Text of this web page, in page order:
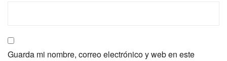
Guarda mi nombre, correo electrónico y web en este